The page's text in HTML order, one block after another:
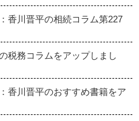
香川晋平の相続コラム第227
税務コラムをアップしまし
香川晋平のおすすめ書籍をア